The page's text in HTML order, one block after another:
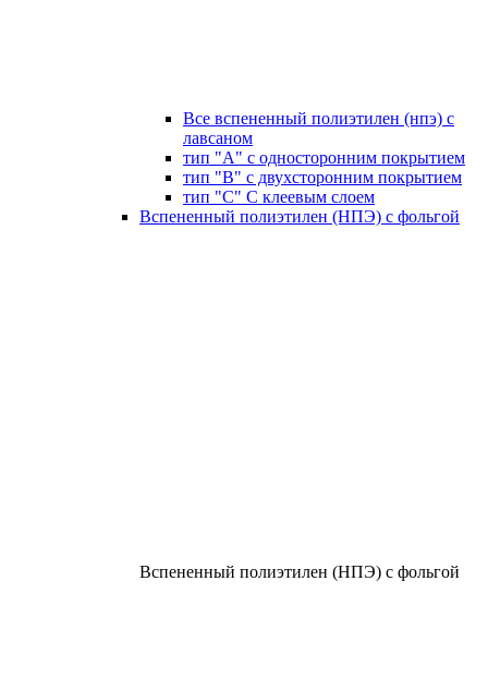
Все вспененный полиэтилен (нпэ) с
лавсаном
тип "А" с односторонним покрытием
тип "В" с двухсторонним покрытием
тип "С" С клеевым слоем
Вспененный полиэтилен (НПЭ) с фольгой
Вспененный полиэтилен (НПЭ) с фольгой